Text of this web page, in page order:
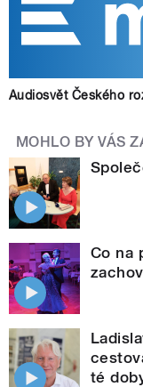
Audiosvět Českého
MOHLO BY VÁS
Co na
té